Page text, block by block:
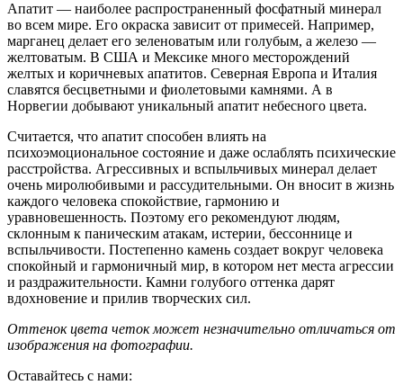
Апатит — наиболее распространенный фосфатный минерал
во всем мире. Его окраска зависит от примесей. Например,
марганец делает его зеленоватым или голубым, а железо —
желтоватым. В США и Мексике много месторождений
желтых и коричневых апатитов. Северная Европа и Италия
славятся бесцветными и фиолетовыми камнями. А в
Норвегии добывают уникальный апатит небесного цвета.
Считается, что апатит способен влиять на
психоэмоциональное состояние и даже ослаблять психические
расстройства. Агрессивных и вспыльчивых минерал делает
очень миролюбивыми и рассудительными. Он вносит в жизнь
каждого человека спокойствие, гармонию и
уравновешенность. Поэтому его рекомендуют людям,
склонным к паническим атакам, истерии, бессоннице и
вспыльчивости. Постепенно камень создает вокруг человека
спокойный и гармоничный мир, в котором нет места агрессии
и раздражительности. Камни голубого оттенка дарят
вдохновение и прилив творческих сил.
Оттенок цвета четок может незначительно отличаться от
изображения на фотографии.
Оставайтесь с нами: